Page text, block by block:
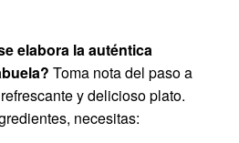
elabora la auténtica
Toma nota del paso a
y delicioso plato.
necesitas: